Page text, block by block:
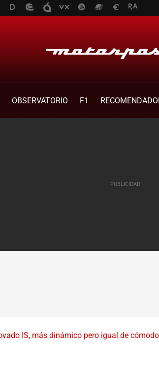
OBSERVATORIO F1